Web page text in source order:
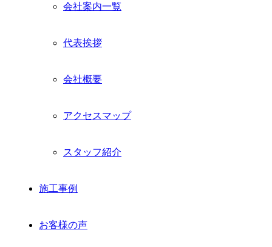
会社案内一覧
代表挨拶
会社概要
アクセスマップ
スタッフ紹介
施工事例
お客様の声